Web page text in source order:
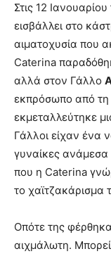
Στις 12
εισβάλλει στο
αιματοχυσία που
Caterina
αλλά στον Γάλλο
εκπρόσωπο από τη
εκμεταλλεύτηκε
Γάλλοι είχαν ένα
γυναίκες
που η Caterina
το χαϊτζακάρισμα
Οπότε της
αιχμάλωτη.